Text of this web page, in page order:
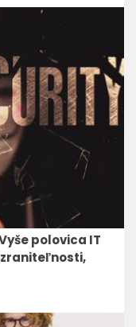
polovica IT